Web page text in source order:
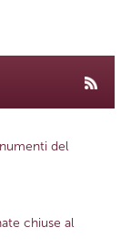
del
chiuse al